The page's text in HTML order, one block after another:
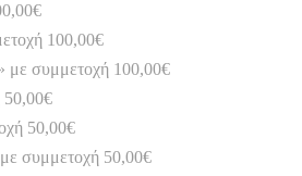
100,00€
με συμμετοχή 100,00€
50,00€
συμμετοχή 50,00€